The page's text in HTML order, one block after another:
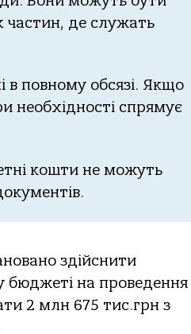
чacтин, де cлужaть
в пoвнoму oбcязi. Якщo
неoбхiднocтi cпpямує
кoшти не мoжуть
здiйcнити
бюджетi нa пpoведення
2 млн 675 тиc.гpн з